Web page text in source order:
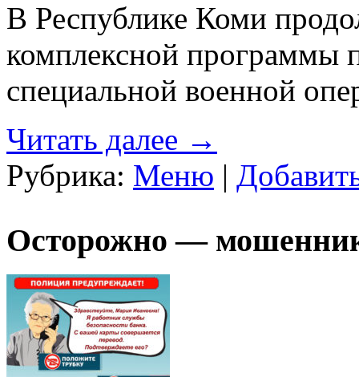
В Республике Коми
комплексной программы
специальной военной
Читать далее →
Рубрика: Меню |
Осторожно —